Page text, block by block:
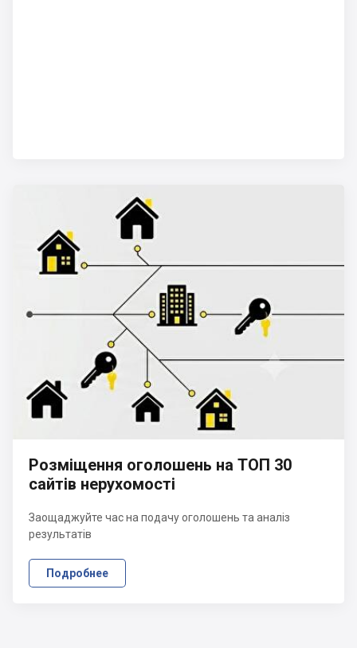
Розміщення оголошень на ТОП 30
сайтів нерухомості
Заощаджуйте час на подачу оголошень та аналіз
результатів
Подробнее